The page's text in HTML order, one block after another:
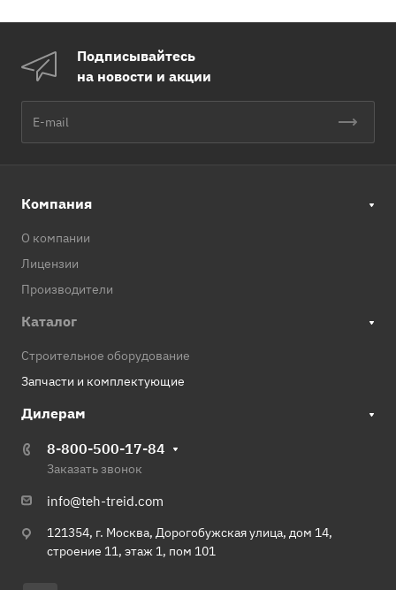
Подписывайтесь
на новости и акции
Компания
О компании
Лицензии
Производители
Каталог
Строительное оборудование
Запчасти и комплектующие
Дилерам
8-800-500-17-84
Заказать звонок
info@teh-treid.com
121354, г. Москва, Дорогобужская улица, дом 14,
строение 11, этаж 1, пом 101